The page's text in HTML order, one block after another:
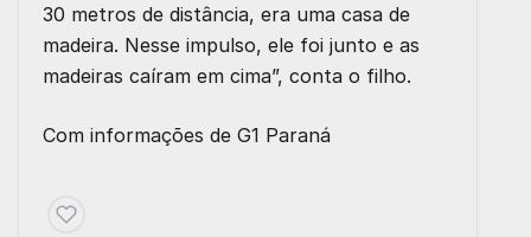
30 metros de distância, era uma casa de
madeira. Nesse impulso, ele foi junto e as
madeiras caíram em cima”, conta o filho.
Com informações de G1 Paraná